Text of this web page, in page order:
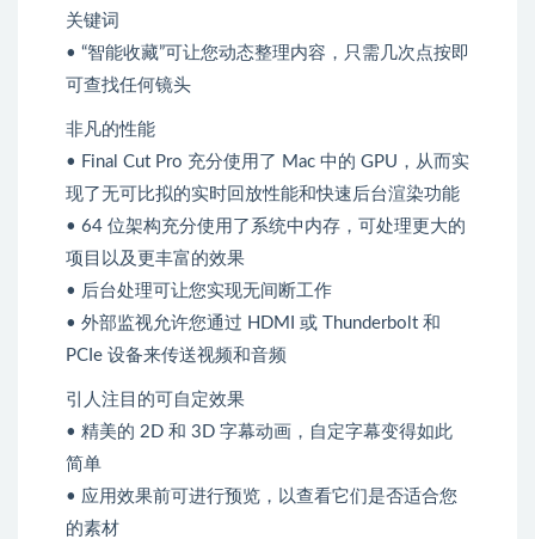
关键词
• “智能收藏”可让您动态整理内容，只需几次点按即
可查找任何镜头
非凡的性能
• Final Cut Pro 充分使用了 Mac 中的 GPU，从而实
现了无可比拟的实时回放性能和快速后台渲染功能
• 64 位架构充分使用了系统中内存，可处理更大的
项目以及更丰富的效果
• 后台处理可让您实现无间断工作
• 外部监视允许您通过 HDMI 或 Thunderbolt 和
PCIe 设备来传送视频和音频
引人注目的可自定效果
• 精美的 2D 和 3D 字幕动画，自定字幕变得如此
简单
• 应用效果前可进行预览，以查看它们是否适合您
的素材